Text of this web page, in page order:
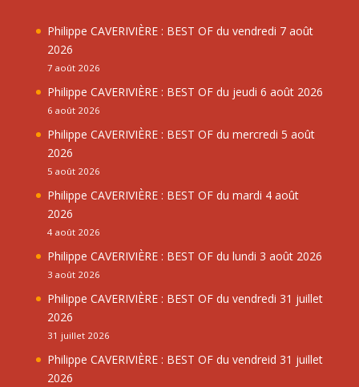
Philippe CAVERIVIÈRE : BEST OF du vendredi 7 août
2026
7 août 2026
Philippe CAVERIVIÈRE : BEST OF du jeudi 6 août 2026
6 août 2026
Philippe CAVERIVIÈRE : BEST OF du mercredi 5 août
2026
5 août 2026
Philippe CAVERIVIÈRE : BEST OF du mardi 4 août
2026
4 août 2026
Philippe CAVERIVIÈRE : BEST OF du lundi 3 août 2026
3 août 2026
Philippe CAVERIVIÈRE : BEST OF du vendredi 31 juillet
2026
31 juillet 2026
Philippe CAVERIVIÈRE : BEST OF du vendreid 31 juillet
2026